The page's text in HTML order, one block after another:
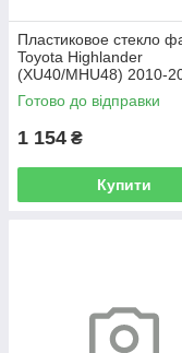
Пластиковое стекло
Toyota Highlander
(XU40/MHU48) 2010-
левое (водительское)
Готово до відправки
1 154 ₴
Купити